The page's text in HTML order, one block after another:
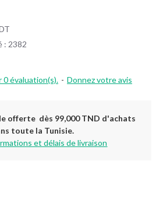
0 évaluation(s). - Donnez votre avis
: 2382
offerte dès 99,000 TND d'achats
toute la Tunisie.
et délais de livraison